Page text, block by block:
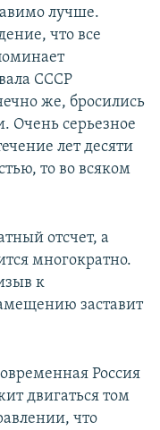
лучше.
что все
СССР
же, бросились
Очень серьезное
лет десяти
то во всяком
отсчет, а
многократно.
к
заставит
Россия
двигаться том
что